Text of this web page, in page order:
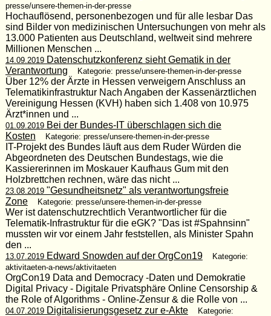
presse/unsere-themen-in-der-presse
Hochauflösend, personenbezogen und für alle lesbar Das
sind Bilder von medizinischen Untersuchungen von mehr als
13.000 Patienten aus Deutschland, weltweit sind mehrere
Millionen Menschen ...
14.09.2019Datenschutzkonferenz sieht Gematik in der
Verantwortung
Kategorie: presse/unsere-themen-in-der-presse
Über 12% der Ärzte in Hessen verweigern Anschluss an
Telematikinfrastruktur Nach Angaben der Kassenärztlichen
Vereinigung Hessen (KVH) haben sich 1.408 von 10.975
Ärzt*innen und ...
01.09.2019Bei der Bundes-IT überschlagen sich die
Kosten
Kategorie: presse/unsere-themen-in-der-presse
IT-Projekt des Bundes läuft aus dem Ruder Würden die
Abgeordneten des Deutschen Bundestags, wie die
Kassiererinnen im Moskauer Kaufhaus Gum mit den
Holzbrettchen rechnen, wäre das nicht ...
23.08.2019"Gesundheitsnetz" als verantwortungsfreie
Zone
Kategorie: presse/unsere-themen-in-der-presse
Wer ist datenschutzrechtlich Verantwortlicher für die
Telematik-Infrastruktur für die eGK? "Das ist #Spahnsinn"
mussten wir vor einem Jahr feststellen, als Minister Spahn
den ...
13.07.2019Edward Snowden auf der OrgCon19
Kategorie:
aktivitaeten-a-news/aktivitaeten
OrgCon19 Data and Democracy -Daten und Demokratie
Digital Privacy - Digitale Privatsphäre Online Censorship &
the Role of Algorithms - Online-Zensur & die Rolle von ...
04.07.2019Digitalisierungsgesetz zur e-Akte
Kategorie: